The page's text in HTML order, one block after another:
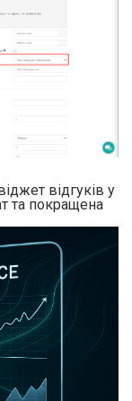
відгуків у
та покращена